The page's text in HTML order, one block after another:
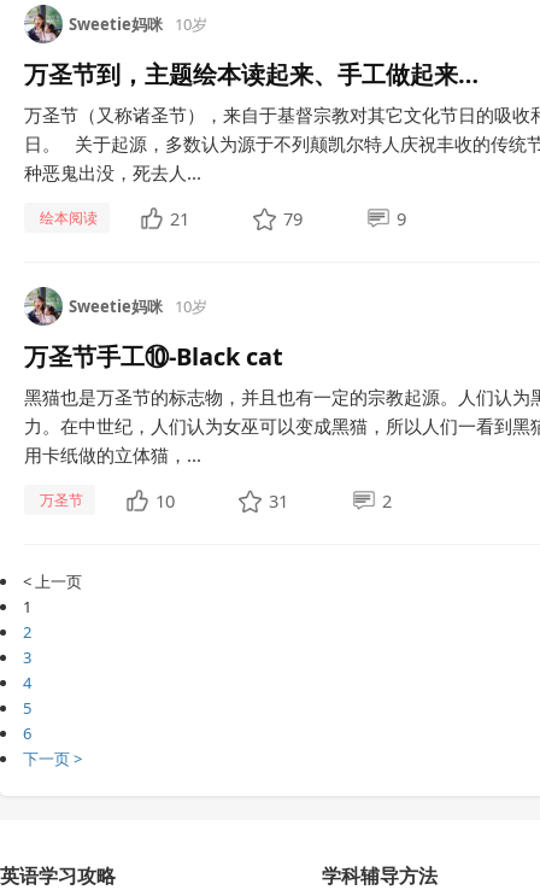
Sweetie妈咪 10岁
万圣节到，主题绘本读起来、手工做起来…
万圣节（又称诸圣节），来自于基督宗教对其它文化节日的吸
日。 关于起源，多数认为源于不列颠凯尔特人庆祝丰收的传统
种恶鬼出没，死去人...
绘本阅读 21 79 9
Sweetie妈咪 10岁
万圣节手工⑩-Black cat
黑猫也是万圣节的标志物，并且也有一定的宗教起源。人们认
力。在中世纪，人们认为女巫可以变成黑猫，所以人们一看到
用卡纸做的立体猫，...
万圣节 10 31 2
< 上一页
1
2
3
4
5
6
下一页 >
英语学习攻略 学科辅导方法